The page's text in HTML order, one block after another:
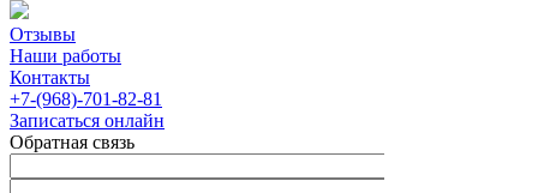
Отзывы
Наши работы
Контакты
+7-(968)-701-82-81
Записаться онлайн
Обратная связь